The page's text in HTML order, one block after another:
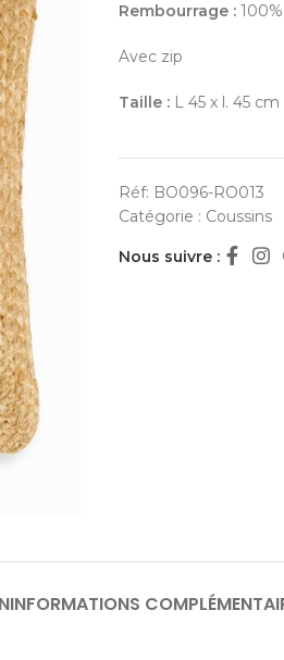
Rembourrage :
Avec zip
Taille :L 45 x l. 45 cm
Réf: BO096-RO013
Catégorie : Coussins
Nous suivre :
INFORMATIONS